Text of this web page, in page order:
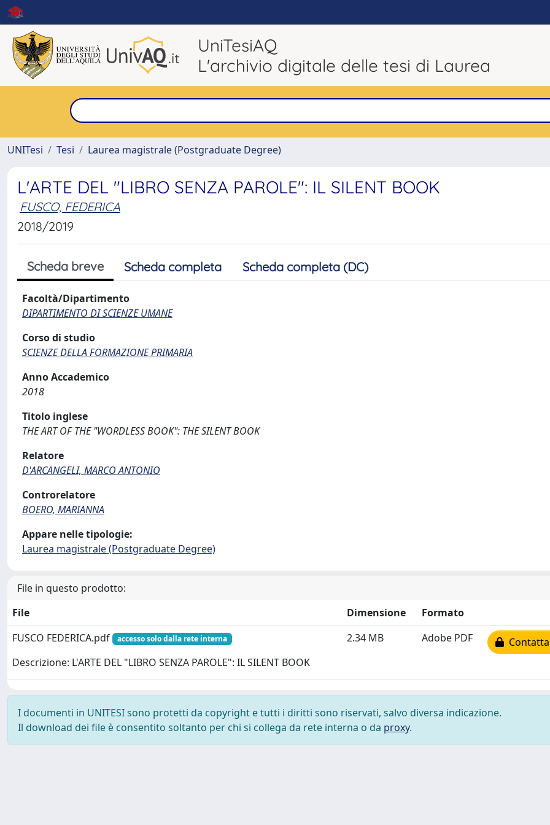
UniTesiAQ
L'archivio digitale delle tesi di Laurea
UNITesi
Tesi Laurea magistrale (Postgraduate Degree)
L'ARTE DEL "LIBRO SENZA PAROLE": IL SILENT BOOK
FUSCO, FEDERICA
2018/2019
Scheda breve Scheda completa Scheda completa (DC)
Facoltà/Dipartimento
DIPARTIMENTO DI SCIENZE UMANE
Corso di studio
SCIENZE DELLA FORMAZIONE PRIMARIA
Anno Accademico
2018
Titolo inglese
THE ART OF THE "WORDLESS BOOK": THE SILENT BOOK
Relatore
D'ARCANGELI, MARCO ANTONIO
Controrelatore
BOERO, MARIANNA
Appare nelle tipologie:
Laurea magistrale (Postgraduate Degree)
File in questo prodotto:
File
Dimensione
Formato
FUSCO FEDERICA.pdf
accesso solo dalla rete interna
Descrizione: L'ARTE DEL "LIBRO SENZA PAROLE": IL SILENT BOOK
2.34 MB Adobe PDF
I documenti in UNITESI sono protetti da copyright e tutti i diritti sono riservati, salvo diversa indicazione.
Il download dei file è consentito soltanto per chi si collega da rete interna o da proxy.